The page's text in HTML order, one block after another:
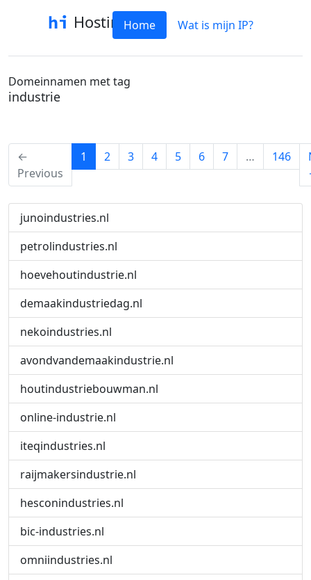
HostinfoHome Wat is mijn IP?
Domeinnamen met tag
industrie
←
Previous
1 (current)
2 3 4 5 6 7 … 146
junoindustries.nl
petrolindustries.nl
hoevehoutindustrie.nl
demaakindustriedag.nl
nekoindustries.nl
avondvandemaakindustrie.nl
houtindustriebouwman.nl
online-industrie.nl
iteqindustries.nl
raijmakersindustrie.nl
hesconindustries.nl
bic-industries.nl
omniindustries.nl